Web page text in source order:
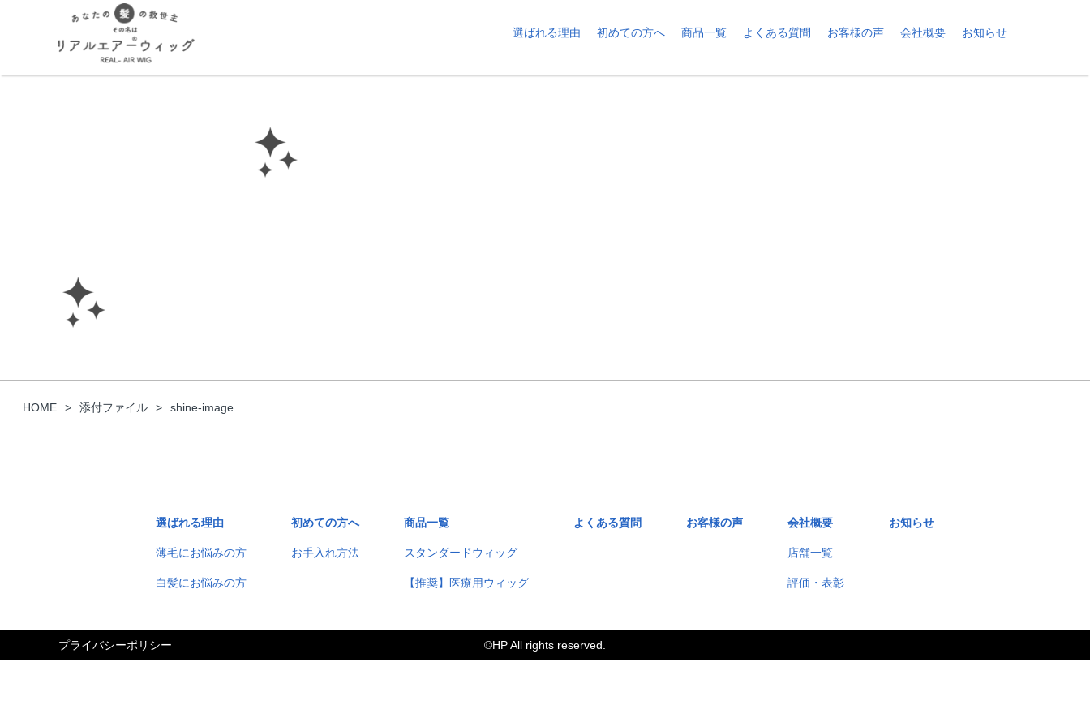
選ばれる理由 初めての方へ 商品一覧 よくある質問 お客様の声 会社概要 お知らせ
HOME 添付ファイル shine-image
選ばれる理由
薄毛にお悩みの方
白髪にお悩みの方
初めての方へ
お手入れ方法
商品一覧
スタンダードウィッグ
【推奨】医療用ウィッグ
よくある質問 お客様の声 会社概要
店舗一覧
評価・表彰
お知らせ
プライバシーポリシー ©️HP All rights reserved.